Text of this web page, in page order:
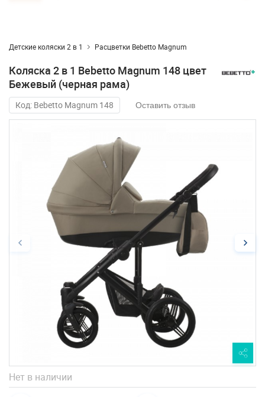
Детские коляски 2 в 1 Расцветки Bebetto Magnum
Коляска 2 в 1 Bebetto Magnum 148 цвет
Бежевый (черная рама)
Код: Bebetto Magnum 148 Оставить отзыв
Нет в наличии